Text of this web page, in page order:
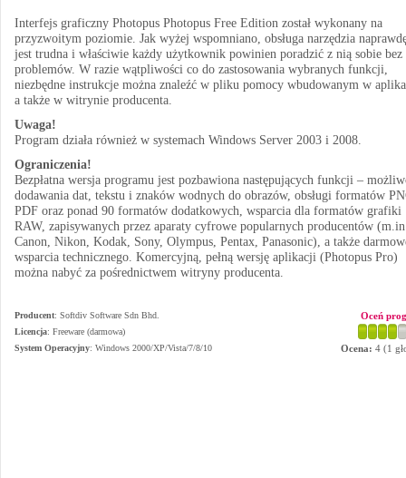
Interfejs graficzny Photopus Photopus Free Edition został wykonany na
przyzwoitym poziomie. Jak wyżej wspomniano, obsługa narzędzia
jest trudna i właściwie każdy użytkownik powinien poradzić z nią sobie bez
problemów. W razie wątpliwości co do zastosowania wybranych funkcji,
niezbędne instrukcje można znaleźć w pliku pomocy wbudowanym w
a także w witrynie producenta.
Uwaga!
Program działa również w systemach Windows Server 2003 i 2008.
Ograniczenia!
Bezpłatna wersja programu jest pozbawiona następujących funkcji –
dodawania dat, tekstu i znaków wodnych do obrazów, obsługi formatów
PDF oraz ponad 90 formatów dodatkowych, wsparcia dla formatów grafiki
RAW, zapisywanych przez aparaty cyfrowe popularnych producentów
Canon, Nikon, Kodak, Sony, Olympus, Pentax, Panasonic), a także
wsparcia technicznego. Komercyjną, pełną wersję aplikacji (Photopus Pro)
można nabyć za pośrednictwem witryny producenta.
Producent: Softdiv Software Sdn Bhd.
Licencja: Freeware (darmowa)
System Operacyjny: Windows 2000/XP/Vista/7/8/10
Oceń
Ocena: 4 (1